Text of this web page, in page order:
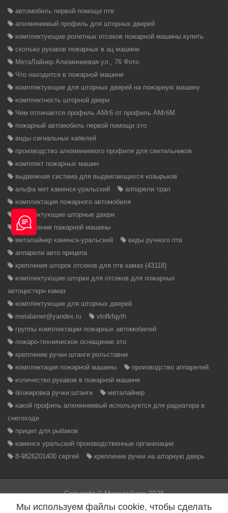
автомобиль первой помощи птв
алюминиевый профиль для шторных дверей
комплектующие ролетных отсеков пожарной машины купить
сколько рукавов пожарных в ац машине
МетаЛайнер Алюминиевая ул., 76 Фото
Что находится в пожарной машине
комплектующие для шторных дверей на пожарную машину
комплектность шторной двери
Чем отличается профиль АМг6 от профиль АМг6М
пожарный автомобиль первой помощи это
виды сигнальных кабелей
производство алюминиевого профиля для светильников
комплект пожарных машин
выдвижная система для выдвигающихся козырьков
альфа мет каменск-уральский
аппарели трал
комплектация пожарного автомобиля
комплектующие шторные двери
вооружение пажарной машины
металайнер каменск-уральский
виды ручного птв
аппарели авто прицепа
крепления шторок отсеков для птв камаз (43118)
комплектующие шторки для отсеков для пожарных
автоцистерн камаз
комплектующие для шторных дверей
metalainer@yandex.ru
vtnfkfqyth
группы комплектации пожарных автомобилей
пожаро-техническое оснащение это
крепление ручки штанги рольставни
комплектация пожарной машины
производство аппарелей
количество рукавов в пожарной машине
блокировка ручки штанги
металайнер
какой профиль алюминиевый используется для радиатора в
снегоходе
прицеп для рыбаков
каменск уральский производственные организации
8-9826201400 сергей
крепление ручки на шторную дверь
Copyright © Металайнер 2026
Вся информация находящаяся на данном сайте, может быть
использована только с разрешения администрации сайта.
Мы используем файлы cookie, чтобы сделать